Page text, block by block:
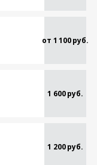
от 1 100 руб.
1 600 руб.
1 200 руб.